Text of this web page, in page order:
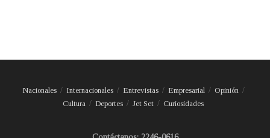
Nacionales Internacionales Entrevistas Empresarial
Opinión
Cultura
Deportes Jet Set Curiosidades